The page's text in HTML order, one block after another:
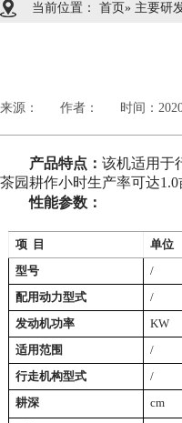
当前位置： 首页» 主要研
来源： 作者： 时间：
产品特点：该机适用于
茶园耕作小时生产率可达1.0
性能参数：
项 目 单位
型号
/
配用动力型式 /
发动机功率
KW
适用范围
/
行走机构型式
/
耕深
cm